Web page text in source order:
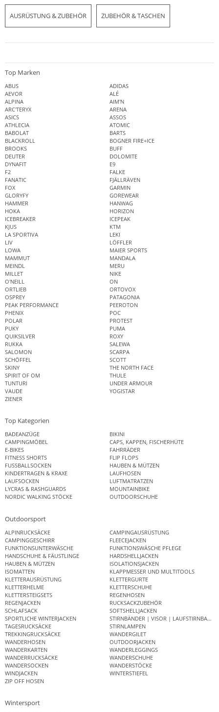
AUSRÜSTUNG & ZUBEHÖR ZUBEHÖR & TASCHEN
Top Marken
ABUS
ADIDAS
AEVOR
ALÉ
ALPINA
AIM'N
ARC'TERYX
ARENA
ASICS
ASSOS
ATHLECIA
ATOMIC
BABOLAT
BARTS
BLACKROLL
BOGNER FIRE+ICE
BROOKS
BUFF
DEUTER
DOLOMITE
DYNAFIT
E9
F2
FALKE
FANATIC
FJÄLLRÄVEN
FOX
GARMIN
GLORYFY
GOREWEAR
HAMMER
HANWAG
HOKA
HORIZON
ICEBREAKER
ICEPEAK
KJUS
KTM
LA SPORTIVA
LEKI
LIV
LÖFFLER
LOWA
MAIER SPORTS
MAMMUT
MANDALA
MEINDL
MERU
MILLET
NIKE
O'NEILL
ON
ORTLIEB
ORTOVOX
OSPREY
PATAGONIA
PEAK PERFORMANCE
PEEROTON
PHENIX
POC
POLAR
PROTEST
PUKY
PUMA
QUIKSILVER
ROXY
RUKKA
SALEWA
SALOMON
SCARPA
SCHÖFFEL
SCOTT
SKINY
THE NORTH FACE
SPIRIT OF OM
THULE
TUNTURI
UNDER ARMOUR
VAUDE
YOGISTAR
ZIENER
Top Kategorien
BADEANZÜGE
BIKINI
CAMPINGMÖBEL
CAPS, KAPPEN, FISCHERHÜTE
E-BIKES
FAHRRÄDER
FITNESS SHORTS
FLIP FLOPS
FUSSBALLSOCKEN
HAUBEN & MÜTZEN
KINDERTRAGEN & KRAXE
LAUFHOSEN
LAUFSOCKEN
LUFTMATRATZEN
LYCRAS & RASHGUARDS
MOUNTAINBIKE
NORDIC WALKING STÖCKE
OUTDOORSCHUHE
Outdoorsport
ALPINRUCKSÄCKE
CAMPINGAUSRÜSTUNG
CAMPINGGESCHIRR
FLEECEJACKEN
FUNKTIONSUNTERWÄSCHE
FUNKTIONSWÄSCHE PFLEGE
HANDSCHUHE & FÄUSTLINGE
HARDSHELLJACKEN
HAUBEN & MÜTZEN
ISOLATIONSJACKEN
ISOMATTEN
KLAPPMESSER UND MULTITOOLS
KLETTERAUSRÜSTUNG
KLETTERGURTE
KLETTERHELME
KLETTERSCHUHE
KLETTERSTEIGSETS
REGENHOSEN
REGENJACKEN
RUCKSACKZUBEHÖR
SCHLAFSACK
SOFTSHELLJACKEN
SPORTLICHE WINTERJACKEN
STIRNBÄNDER | VISOR | LAUFSTIRNBAND
TAGESRUCKSÄCKE
STIRNLAMPEN
TREKKINGRUCKSÄCKE
WANDERGILET
WANDERHOSEN
OUTDOORJACKEN
WANDERKARTEN
WANDERLEGGINGS
WANDERRUCKSÄCKE
WANDERSCHUHE
WANDERSOCKEN
WANDERSTÖCKE
WINDJACKEN
WINTERSTIEFEL
ZIP OFF HOSEN
Wintersport